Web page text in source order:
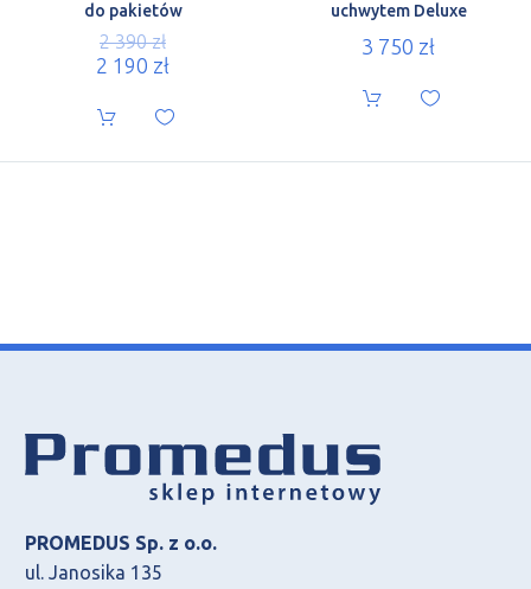
do pakietów
2 390zł
2 190 zł
uchwytem Deluxe
3 750 zł
PROMEDUS Sp. z o.o.
ul. Janosika 135